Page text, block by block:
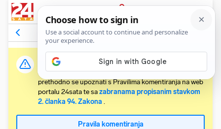
PRIJAVA
Komentari78 Relevantni
Važna obavijest:
Svaki korisnik koji želi komentirati članke obvezan je
prethodno se upoznati s Pravilima komentiranja na web
portalu 24sata te sazabranama propisanim stavkom
2. članka 94. Zakona .
Pravila komentiranja